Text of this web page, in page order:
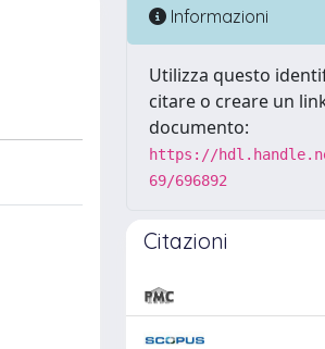
Informazioni
Utilizza questo
citare o creare un
documento:
https://
69/696892
Citazioni